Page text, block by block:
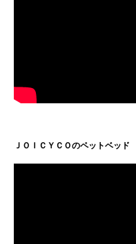
ＪＯＩＣＹＣＯのペットベッド